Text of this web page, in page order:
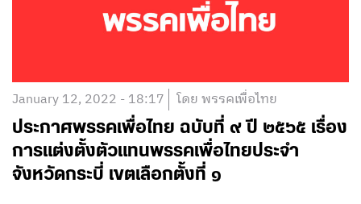
January 12, 2022 - 18:17 โดย พรรคเพื่อไทย
ประกาศพรรคเพื่อไทย ฉบับที่ ๙ ปี ๒๕๖๕ เรื่อง
การแต่งตั้งตัวแทนพรรคเพื่อไทยประจำ
จังหวัดกระบี่ เขตเลือกตั้งที่ ๑